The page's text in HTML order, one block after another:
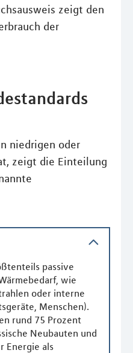
zeigt den
der
niedrigen oder
zeigt die Einteilung
passive
wie
oder interne
Menschen).
rund 75 Prozent
Neubauten und
Energie als